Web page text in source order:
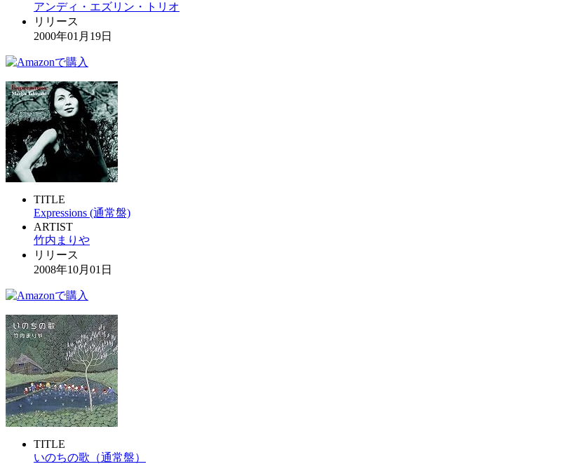
アンディ・エズリン・トリオ
リリース
2000年01月19日
TITLE
Expressions (通常盤)
ARTIST
竹内まりや
リリース
2008年10月01日
TITLE
いのちの歌（通常盤）